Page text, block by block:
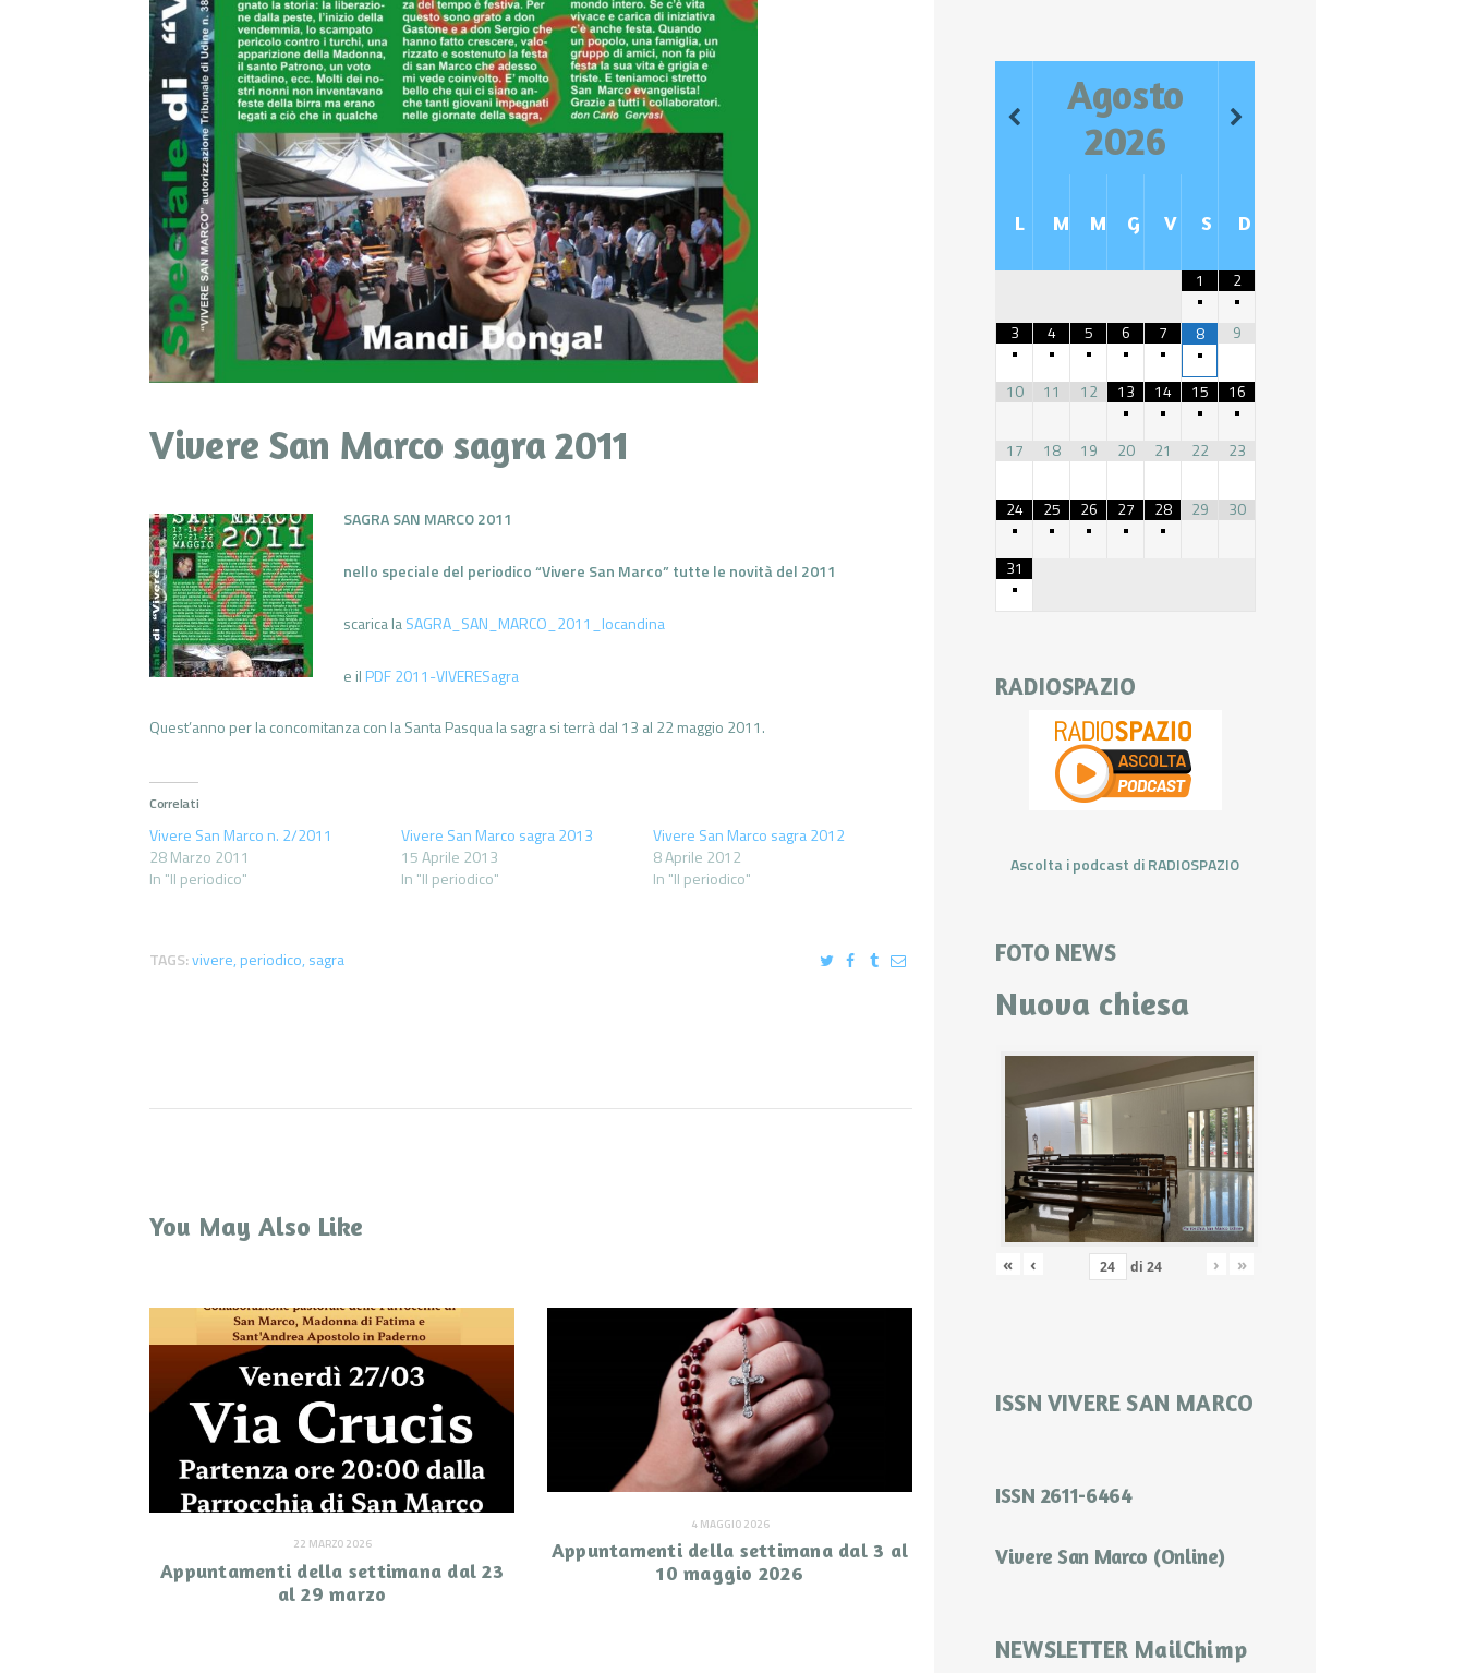
Vivere San Marco sagra 2011
SAGRA SAN MARCO 2011
nello speciale del periodico “Vivere San Marco” tutte le novità del 2011
scarica laSAGRA_SAN_MARCO_2011_locandina
e il PDF 2011-VIVERESagra
Quest’anno per la concomitanza con la Santa Pasqua la sagra si terrà dal 13 al 22 maggio 2011.
Correlati
Vivere San Marco n. 2/2011
28 Marzo 2011
In "Il periodico"
Vivere San Marco sagra 2013
15 Aprile 2013
In "Il periodico"
Vivere San Marco sagra 2012
8 Aprile 2012
In "Il periodico"
TAGS:vivere, periodico, sagra
You May Also Like
22 MARZO 2026
Appuntamenti della settimana dal 23
al 29 marzo
4 MAGGIO 2026
Appuntamenti della settimana dal 3 al
10 maggio 2026
Agosto
2026
L M M G V S D
1
•
2
•
3
•
4
•
5
•
6
•
7
•
8
•
9
10 11 12
13
•
14
•
15
•
16
•
17
18 19 20 21 22 23
24
•
25
•
26
•
27
•
28
•
29 30
31
•
RADIOSPAZIO
Ascolta i podcast di RADIOSPAZIO
FOTO NEWS
Nuova chiesa
« ‹ di 24 › »
ISSN VIVERE SAN MARCO
ISSN 2611-6464
Vivere San Marco (Online)
NEWSLETTER MailChimp